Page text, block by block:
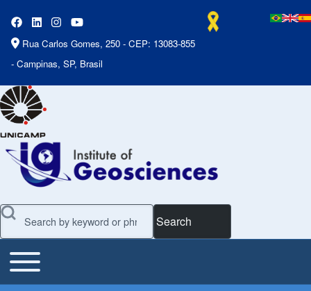
Rua Carlos Gomes, 250 - CEP: 13083-855
- Campinas, SP, Brasil
Search
Main Menu
Toggle main menu